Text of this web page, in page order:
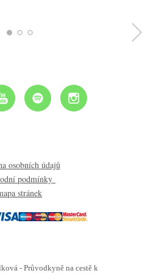
osobních údajů
podmínky
stránek
- Průvodkyně na cestě k